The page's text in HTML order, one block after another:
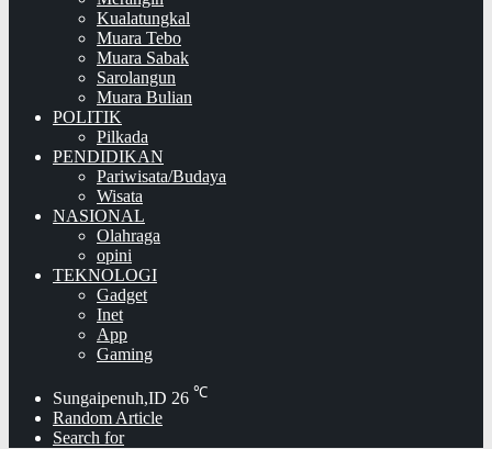
Kualatungkal
Muara Tebo
Muara Sabak
Sarolangun
Muara Bulian
POLITIK
Pilkada
PENDIDIKAN
Pariwisata/Budaya
Wisata
NASIONAL
Olahraga
opini
TEKNOLOGI
Gadget
Inet
App
Gaming
Sungaipenuh,ID 26 ℃
Random Article
Search for